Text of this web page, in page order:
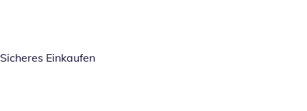
Sicheres Einkaufen